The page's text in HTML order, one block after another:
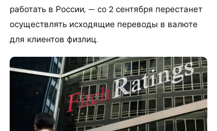
работать в России, — со 2 сентября перестанет
осуществлять исходящие переводы в валюте
для клиентов физлиц.